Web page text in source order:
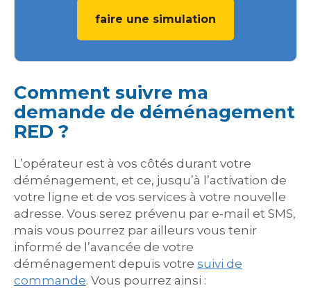
faire une simulation
Comment suivre ma
demande de déménagement
RED ?
L’opérateur est à vos côtés durant votre
déménagement, et ce, jusqu’à l’activation de
votre ligne et de vos services à votre nouvelle
adresse. Vous serez prévenu par e-mail et SMS,
mais vous pourrez par ailleurs vous tenir
informé de l’avancée de votre
déménagement depuis votre suivi de
commande. Vous pourrez ainsi :